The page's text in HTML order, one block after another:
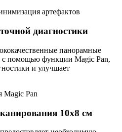
диагностики
панорамные
помощью функции Magic Pan,
и улучшает
10х8 см